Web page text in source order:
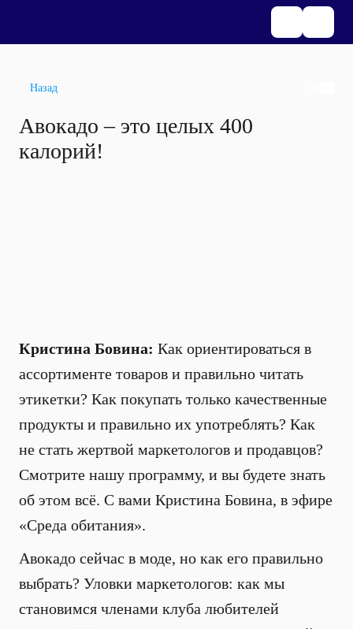
Назад
Авокадо – это целых 400
калорий!
Кристина Бовина: Как ориентироваться в
ассортименте товаров и правильно читать
этикетки? Как покупать только качественные
продукты и правильно их употреблять? Как
не стать жертвой маркетологов и продавцов?
Смотрите нашу программу, и вы будете знать
об этом всё. С вами Кристина Бовина, в эфире
«Среда обитания».
Авокадо сейчас в моде, но как его правильно
выбрать? Уловки маркетологов: как мы
становимся членами клуба любителей